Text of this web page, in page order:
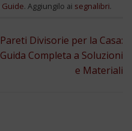
Guide. Aggiungilo ai segnalibri.
Pareti Divisorie per la Casa:
Guida Completa a Soluzioni
e Materiali